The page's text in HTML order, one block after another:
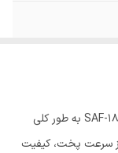
این سرخ کن بدون روغن سوئیس پلاس مدل SAF-1880S به طور کلی
از سرعت پخت، کیفیت